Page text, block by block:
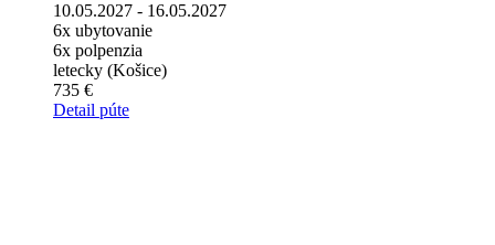
10.05.2027 - 16.05.2027
6x ubytovanie
6x polpenzia
letecky (Košice)
735 €
Detail púte